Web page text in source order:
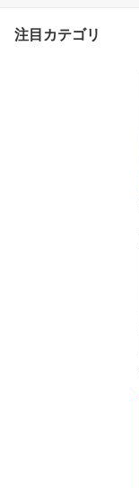
注目カテゴリ